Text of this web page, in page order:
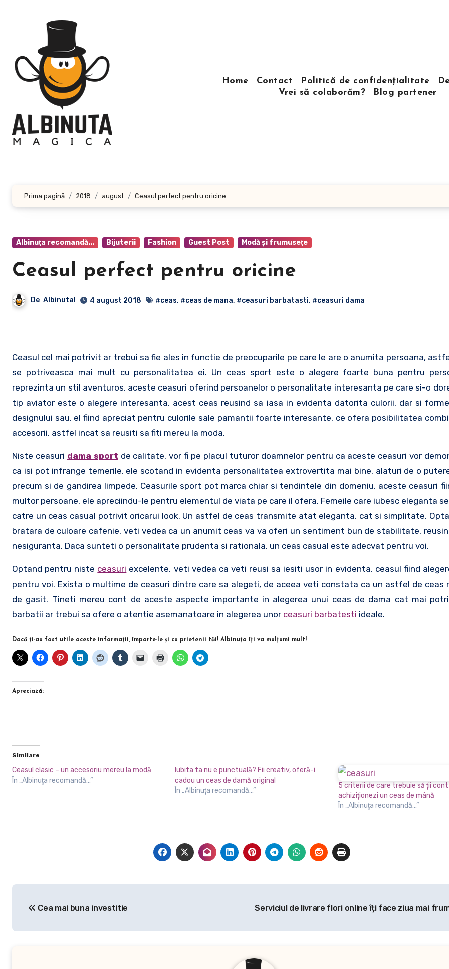
Home Contact Politică de confidențialitate
Vrei să colaborăm?
Blog partener
Prima pagină 2018 august Ceasul perfect pentru oricine
Albinuţa recomandă... Bijuterii Fashion Guest Post Modă şi frumuseţe
Ceasul perfect pentru oricine
De Albinuta! 4 august 2018 #ceas, #ceas de mana, #ceasuri barbatasti, #ceasuri dama
Ceasul cel mai potrivit ar trebui sa fie ales in functie de preocuparile pe care le are o anumita persoana,
se potriveasca mai mult cu personalitatea ei. Un ceas sport este o alegere foarte buna pentru
reprezinta un stil aventuros, aceste ceasuri oferind persoanelor o personalitate interesanta pe care si-o
tip aviator este o alegere interesanta, acest ceas reusind sa iasa in evidenta datorita culorii, dar si
designului sau, el fiind apreciat pentru culorile sale pamantii foarte interesante, ce ofera posibilitatea
accesorii, astfel incat sa reusiti sa fiti mereu la moda.
Niste ceasuri dama sport de calitate, vor fi pe placul tuturor doamnelor pentru ca aceste ceasuri vor
ca isi pot infrange temerile, ele scotand in evidenta personalitatea extrovertita mai bine, alaturi de o
precum si de gandirea limpede. Ceasurile sport pot marca chiar si tendintele din domeniu, aceste ceasuri
multor persoane, ele apreciindu-le pentru elementul de viata pe care il ofera. Femeile care iubesc eleganta
catre un ceas casual potrivit oricarui look. Un astfel de ceas transmite atat eleganta, cat si simplitate.
bratara de culoare cafenie, veti vedea ca un anumit ceas va va oferi un sentiment bun de stabilitate,
nesiguranta. Daca sunteti o personalitate prudenta si rationala, un ceas casual este adecvat pentru voi.
Optand pentru niste ceasuri excelente, veti vedea ca veti reusi sa iesiti usor in evidenta, ceasul fiind
pentru voi. Exista o multime de ceasuri dintre care sa alegeti, de aceea veti constata ca un astfel de ceas
de gasit. Tineti mereu cont de aceste aspecte importante in alegerea unui ceas de dama cat mai
barbatii ar trebui sa ofere o atentie asemanatoare in alegerea unor ceasuri barbatesti ideale.
Dacă ţi-au fost utile aceste informaţii, împarte-le şi cu prietenii tăi! Albinuţa îţi va mulţumi mult!
Apreciază:
Similare
Ceasul clasic – un accesoriu mereu la modă
În „Albinuţa recomandă...”
Iubita ta nu e punctuală? Fii creativ, oferă-i
cadou un ceas de damă original
În „Albinuţa recomandă...”
5 criterii de care trebuie să ţii
achiziţionezi un ceas de mână
În „Albinuţa recomandă...”
articole
Cea mai buna investitie Serviciul de livrare flori online îți face ziua mai